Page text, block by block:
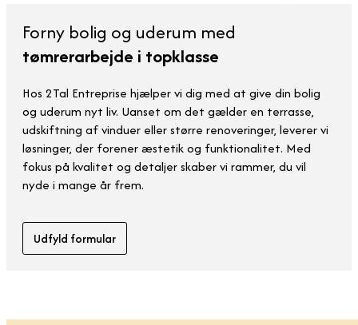
Forny bolig og uderum med
tømrerarbejde i topklasse
Hos 2Tal Entreprise hjælper vi dig med at give din bolig
og uderum nyt liv. Uanset om det gælder en terrasse,
udskiftning af vinduer eller større renoveringer, leverer vi
løsninger, der forener æstetik og funktionalitet. Med
fokus på kvalitet og detaljer skaber vi rammer, du vil
nyde i mange år frem.
Udfyld formular